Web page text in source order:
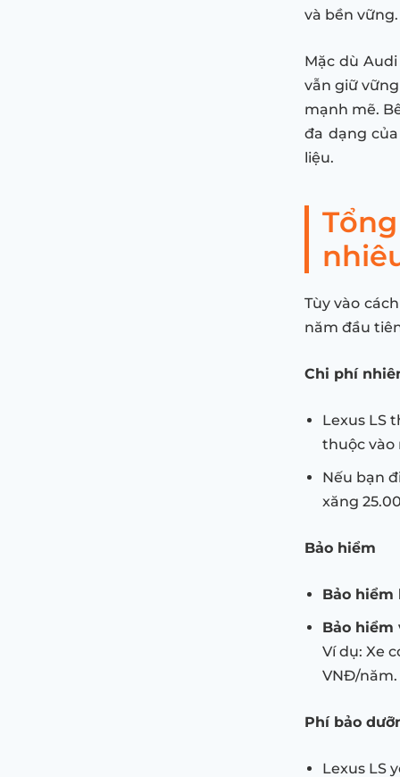
và bền vững.
Mặc dù
vẫn giữ
mạnh mẽ.
đa dạng
liệu.
Tùy vào
năm đầu
Chi phí
Lexus LS
thuộc vào
Nếu bạn
xăng
Bảo hiểm
Bảo hiểm
Bảo hiểm
Ví dụ: Xe
VNĐ/năm.
Phí bảo
Lexus LS